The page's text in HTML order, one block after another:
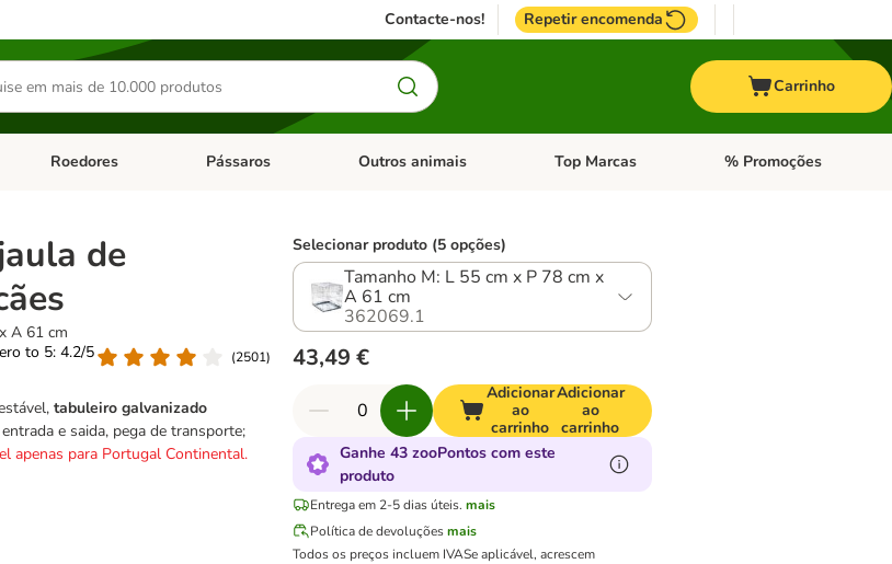
Contacte-nos! Repetir encomenda
Carrinho
Vet.
Abrir menu de categoria: Antiparasitários
Roedores Abrir menu de categoria: Roedores
Pássaros Abrir menu de categoria: Pássaros
Outros animais Abrir menu de categoria: Outros animais
Top Marcas Abrir menu de categoria:
% Promoções
de
A 61 cm
to 5: 4.2/5
(2501)
tabuleiro galvanizado
e saida, pega de transporte;
apenas para Portugal Continental.
Selecionar produto (5 opções)
Tamanho M: L 55 cm x P 78 cm x
A 61 cm
362069.1
43,49 €
Adicionar
ao
carrinho
Adicionar
ao
carrinho
Ganhe 43 zooPontos com este
produto
Entrega em 2-5 dias úteis. mais
Política de devoluções mais
Todos os preços incluem IVASe aplicável, acrescem